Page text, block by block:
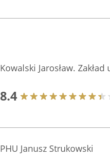
Kowalski Jarosław. Zakład
8.4
PHU Janusz Strukowski